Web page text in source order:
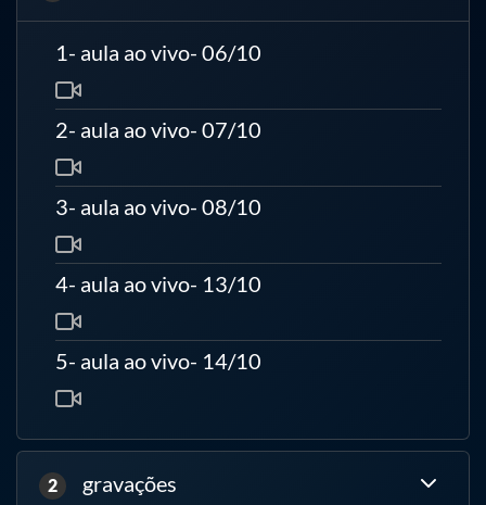
Características físicas e capacidade da VSUP-100
Chassis compatíveis e slots disponíveis no NE8000-M
Provisionamento inicial: licenças, service-location e service-
instance
Criação e ativação de instâncias NAT
Introdução ao PBR (Policy-Based Routing)
Desvio seletivo de tráfego para CGNAT usando ACLs e traffic-
policy
Dia 3 – Configuração e Operação de CGNAT
Mapeamentos estáticos, dinâmicos e NAPT
Ativação e configuração de ALG (FTP, SIP, H.323)
1- aula ao vivo- 06/10
2- aula ao vivo- 07/10
3- aula ao vivo- 08/10
4- aula ao vivo- 13/10
5- aula ao vivo- 14/10
2 gravações